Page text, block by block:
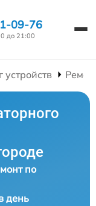
09-76
до 21:00
устройств
по
день